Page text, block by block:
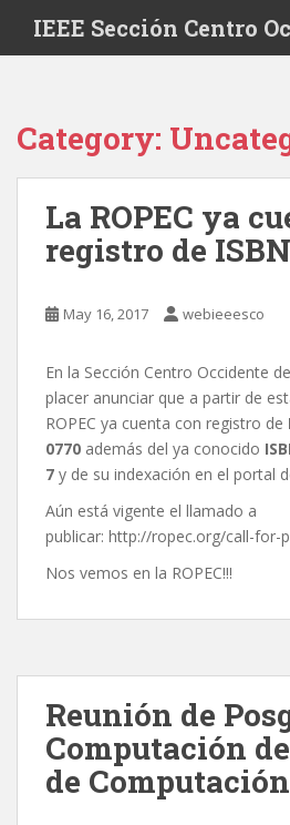
IEEE Sección Centro
Category:
La ROPEC ya
registro de ISBN
May 16, 2017 webieeesco
En la Sección Centro Occidente
placer anunciar que a partir de
ROPEC ya cuenta con registro de
0770 además del ya conocido
7 y de su indexación en el portal
Aún está vigente el llamado a
publicar: http://ropec.org/call-for-
Nos vemos en la ROPEC!!!
Reunión de
Computación
de Computación